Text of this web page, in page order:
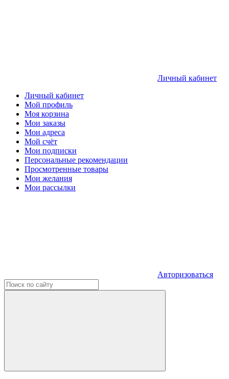
Личный кабинет
Личный кабинет
Мой профиль
Моя корзина
Мои заказы
Мои адреса
Мой счёт
Мои подписки
Персональные рекомендации
Просмотренные товары
Мои желания
Мои рассылки
Авторизоваться